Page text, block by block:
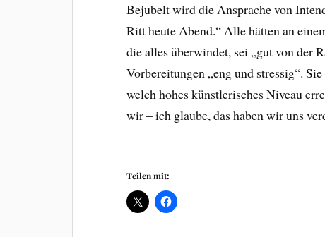
Bejubelt wird die Ansprache von
Ritt heute Abend.“ Alle hätten an
die alles überwindet, sei „gut von der
Vorbereitungen „eng und stressig“.
welch hohes künstlerisches Niveau
wir – ich glaube, das haben wir uns
Teilen mit: